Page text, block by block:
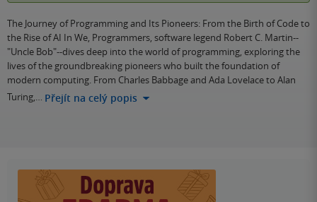
The Journey of Programming and Its Pioneers: From the Birth of Code to
the Rise of AI In We, Programmers, software legend Robert C. Martin--
"Uncle Bob"--dives deep into the world of programming, exploring the
lives of the groundbreaking pioneers who built the foundation of
modern computing. From Charles Babbage and Ada Lovelace to Alan
Turing,… Přejít na celý popis